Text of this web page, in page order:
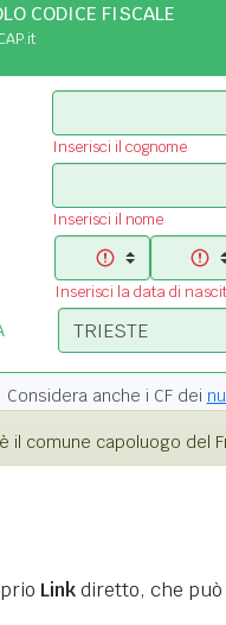
CODICE FISCALE
Inserisci il cognome
Inserisci il nome
Inserisci la data di
Considera anche i CF dei
è il comune capoluogo del
Linkdiretto, che